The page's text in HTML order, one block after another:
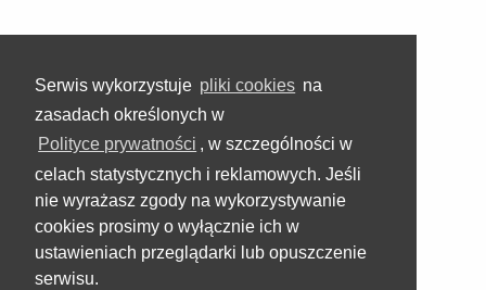
Serwis wykorzystuje pliki cookies na
zasadach określonych w
Polityce prywatności , w szczególności w
celach statystycznych i reklamowych. Jeśli
nie wyrażasz zgody na wykorzystywanie
cookies prosimy o wyłącznie ich w
ustawieniach przeglądarki lub opuszczenie
serwisu.